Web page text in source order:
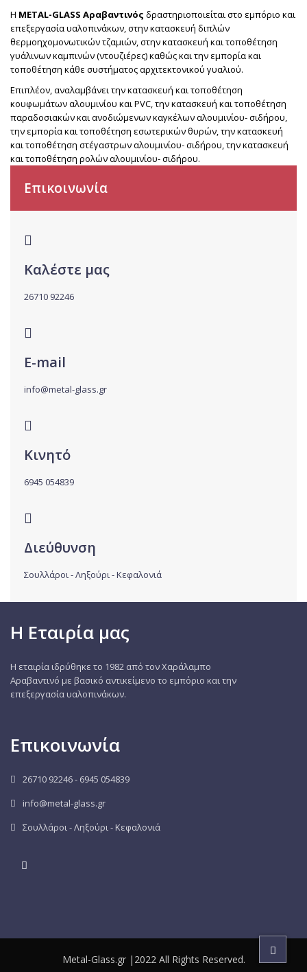
Η METAL-GLASS Αραβαντινός δραστηριοποιείται στο εμπόριο και
επεξεργασία υαλοπινάκων, στην κατασκευή διπλών
θερμοηχομονωτικών τζαμιών, στην κατασκευή και τοποθέτηση
γυάλινων καμπινών (ντουζιέρες) καθώς και την εμπορία και
τοποθέτηση κάθε συστήματος αρχιτεκτονικού γυαλιού.
Επιπλέον, αναλαμβάνει την κατασκευή και τοποθέτηση
κουφωμάτων αλουμινίου και PVC, την κατασκευή και τοποθέτηση
παραδοσιακών και ανοδιώμενων καγκέλων αλουμινίου- σιδήρου,
την εμπορία και τοποθέτηση εσωτερικών θυρών, την κατασκευή
και τοποθέτηση στέγαστρων αλουμινίου- σιδήρου, την κατασκευή
και τοποθέτηση ρολών αλουμινίου- σιδήρου.
Επικοινωνία
Καλέστε μας
26710 92246
E-mail
info@metal-glass.gr
Κινητό
6945 054839
Διεύθυνση
Σουλλάροι - Ληξούρι - Κεφαλονιά
Η Εταιρία μας
Η εταιρία ιδρύθηκε το 1982 από τον Χαράλαμπο
Αραβαντινό με βασικό αντικείμενο το εμπόριο και την
επεξεργασία υαλοπινάκων.
Επικοινωνία
26710 92246 - 6945 054839
info@metal-glass.gr
Σουλλάροι - Ληξούρι - Κεφαλονιά
Metal-Glass.gr |2022 All Rights Reserved.